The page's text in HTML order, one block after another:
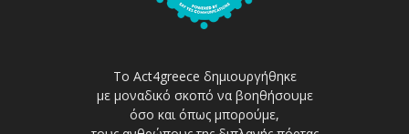
Το Act4greece δημιουργήθηκε
με μοναδικό σκοπό να βοηθήσουμε
όσο και όπως μπορούμε,